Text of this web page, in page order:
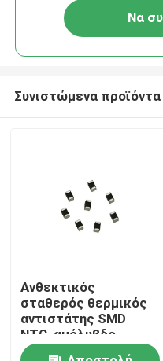
Σπίτι
Να
Συνιστώμενα προϊόντα
Ανθεκτικός
σταθερός θερμικός
αντιστάτης SMD
NTC, αμόλυβδο
Varistor NTC